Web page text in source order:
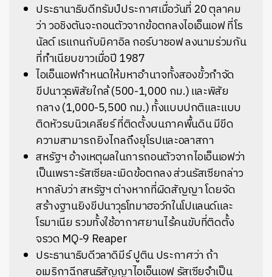
ประธานาธิบดีทรัมป์ประกาศเมื่อวันที่ 20 ตุลาคม
ว่า วอชิงตันจะถอนตัวจากข้อตกลงไอเอ็นเอฟ ที่โร
นัลด์ เรแกนกับมิคาอิล กอร์บาชอฟ ลงนามร่วมกัน
ที่ทำเนียบขาวเมื่อปี 1987
ไอเอ็นเอฟกำหนดให้มหาอำนาจทั้งสองขั้วกำจัด
ขีปนาวุธพิสัยใกล้ (500-1,000 กม.) และพิสัย
กลาง (1,000-5,500 กม.) ทั้งแบบปกติและแบบ
ติดหัวรบนิวเคลียร์ ที่ติดตั้งบนภาคพื้นดิน มีขีด
ความสามารถยิงไกลถึงยุโรปและอลาสกา
สหรัฐฯ อ้างเหตุผลในการถอนตัวจากไอเอ็นเอฟว่า
เป็นเพราะรัสเซียละเมิดข้อตกลง ส่วนรัสเซียกล่าว
หากลับว่า สหรัฐฯ ต่างหากที่ผิดสัญญา โดยจัด
สร้างฐานยิงขีปนาวุธโทมาฮอว์กในโปแลนด์และ
โรมาเนีย รวมทั้งใช้อากาศยานไร้คนขับที่ติดตั้ง
จรวด MQ-9 Reaper
ประธานาธิบดีวลาดิมีร์ ปูติน ประกาศว่า ถ้า
อเมริกาฉีกสนธิสัญญาไอเอ็นเอฟ รัสเซียจำเป็น